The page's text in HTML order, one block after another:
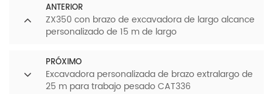
ANTERIOR
ZX350 con brazo de excavadora de largo alcance
personalizado de 15 m de largo
PRÓXIMO
Excavadora personalizada de brazo extralargo de
25 m para trabajo pesado CAT336